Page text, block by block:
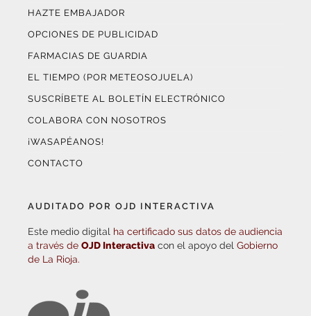
HAZTE EMBAJADOR
OPCIONES DE PUBLICIDAD
FARMACIAS DE GUARDIA
EL TIEMPO (POR METEOSOJUELA)
SUSCRÍBETE AL BOLETÍN ELECTRÓNICO
COLABORA CON NOSOTROS
¡WASAPÉANOS!
CONTACTO
AUDITADO POR OJD INTERACTIVA
Este medio digital ha certificado sus datos de audiencia
a través de OJD Interactiva con el apoyo del Gobierno
de La Rioja.